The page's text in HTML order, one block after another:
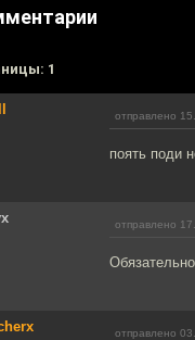
1
отправлено
поять поди
отправлено
отправлено